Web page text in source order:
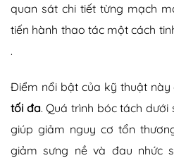
quan sát chi tiết từng mạch
tiến hành thao tác một cách
.
Điểm nổi bật của kỹ thuật này
tối đa. Quá trình bóc tách dưới
giúp giảm nguy cơ tổn
giảm sưng nề và đau nhức